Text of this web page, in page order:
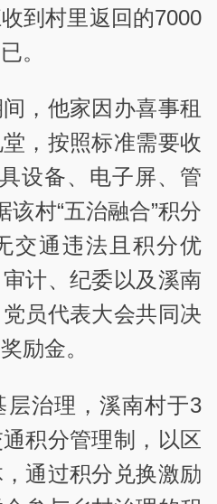
到村里返回的7000
。
，他家因办喜事租
，按照标准需要收
设备、电子屏、管
村“五治融合”积分
交通违法且积分优
计、纪委以及溪南
员代表大会共同决
励金。
治理，溪南村于3
积分管理制，以区
通过积分兑换激励